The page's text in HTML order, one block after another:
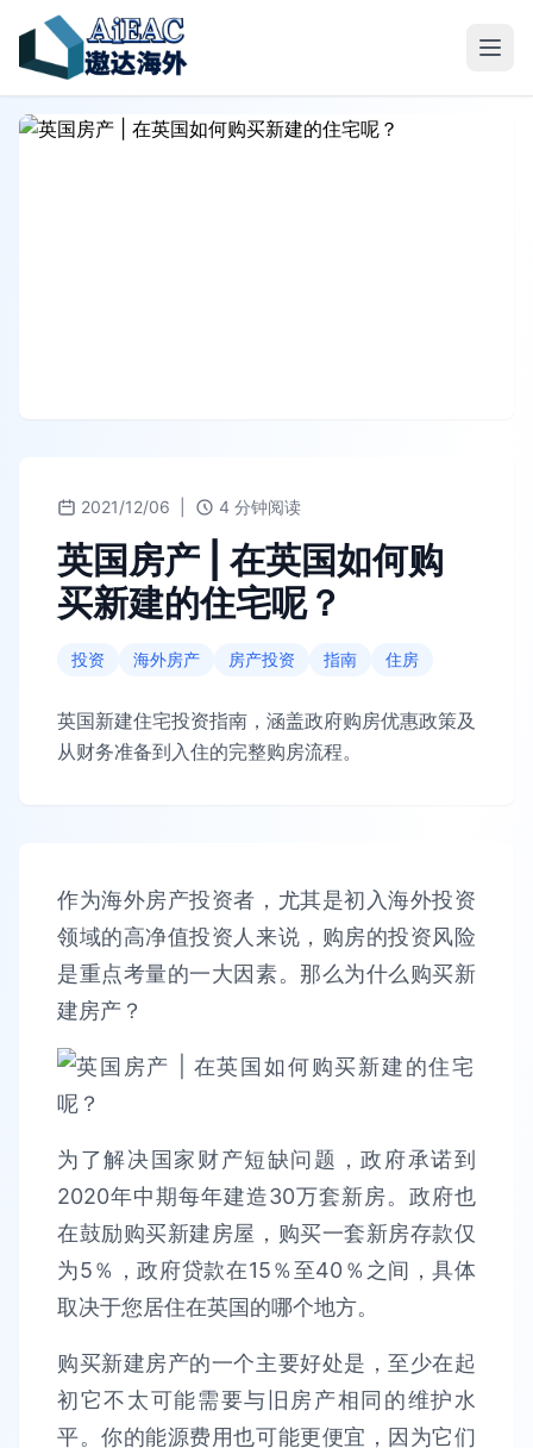
2021/12/06 4 分钟阅读
英国房产 | 在英国如何购
买新建的住宅呢？
投资 海外房产 房产投资 指南 住房
英国新建住宅投资指南，涵盖政府购房优惠政策及
从财务准备到入住的完整购房流程。
作为海外房产投资者，尤其是初入海外投资
领域的高净值投资人来说，购房的投资风险
是重点考量的一大因素。那么为什么购买新
建房产？
为了解决国家财产短缺问题，政府承诺到
2020年中期每年建造30万套新房。政府也
在鼓励购买新建房屋，购买一套新房存款仅
为5％，政府贷款在15％至40％之间，具体
取决于您居住在英国的哪个地方。
购买新建房产的一个主要好处是，至少在起
初它不太可能需要与旧房产相同的维护水
平。你的能源费用也可能更便宜，因为它们